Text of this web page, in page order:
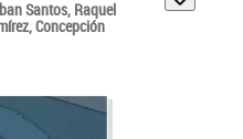
Santos, Raquel
Concepción